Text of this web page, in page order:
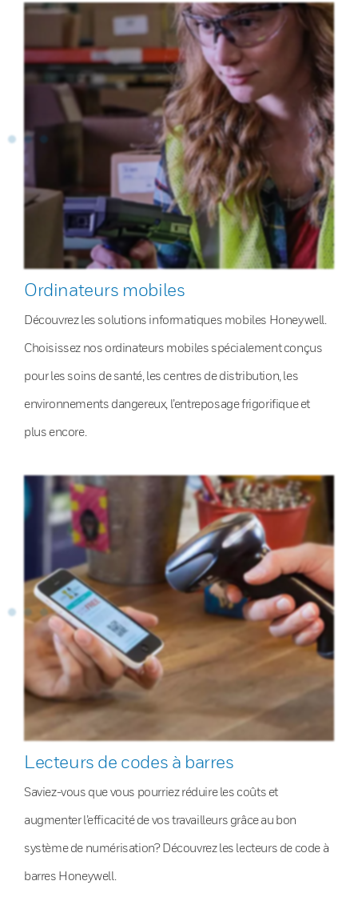
Ordinateurs mobiles
Découvrez les solutions informatiques mobiles Honeywell.
Choisissez nos ordinateurs mobiles spécialement conçus
pour les soins de santé, les centres de distribution, les
environnements dangereux, l’entreposage frigorifique et
plus encore.
Lecteurs de codes à barres
Saviez-vous que vous pourriez réduire les coûts et
augmenter l’efficacité de vos travailleurs grâce au bon
système de numérisation? Découvrez les lecteurs de code à
barres Honeywell.